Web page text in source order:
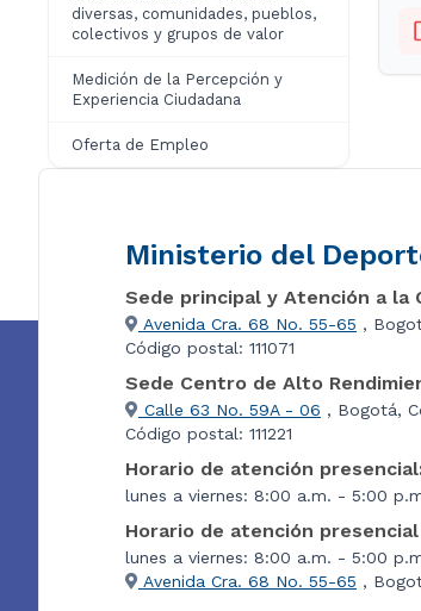
diversas, comunidades, pueblos,
colectivos y grupos de valor
Medición de la Percepción y
Experiencia Ciudadana
Oferta de Empleo
Ministerio del
Sede principal y Atención a la
Avenida Cra. 68 No. 55-65 ,
Código postal: 111071
Sede Centro de Alto
Calle 63 No. 59A - 06 , Bogotá,
Código postal: 111221
Horario de atención
lunes a viernes: 8:00 a.m. - 5:00
Horario de atención presencial
lunes a viernes: 8:00 a.m. - 5:00
Avenida Cra. 68 No. 55-65 ,